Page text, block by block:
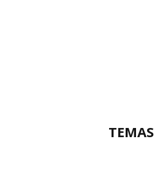
TEMAS